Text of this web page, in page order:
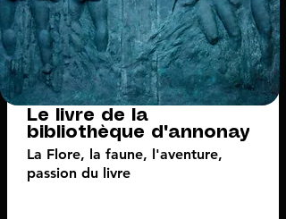
Le livre de la
bibliothèque d'annonay
La Flore, la faune, l'aventure,
passion du livre